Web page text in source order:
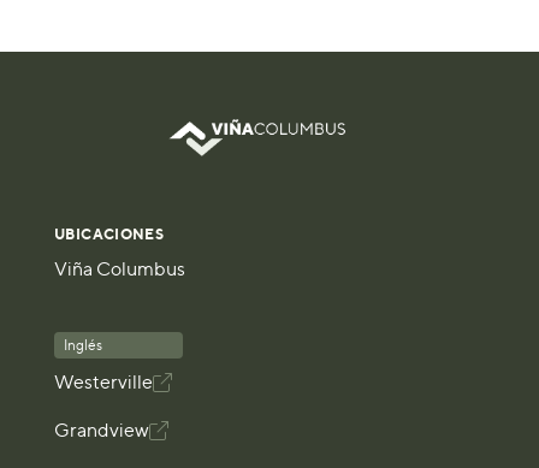
UBICACIONES
Viña Columbus
Inglés
Westerville
Grandview